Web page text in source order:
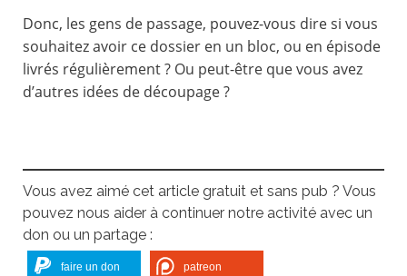
Donc, les gens de passage, pouvez-vous dire si vous
souhaitez avoir ce dossier en un bloc, ou en épisode
livrés régulièrement ? Ou peut-être que vous avez
d’autres idées de découpage ?
Vous avez aimé cet article gratuit et sans pub ? Vous
pouvez nous aider à continuer notre activité avec un
don ou un partage :
faire un don patreon